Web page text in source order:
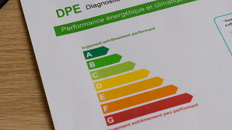
Audit énergétique
Réalisez votre audit et définissez les
meilleurs scénarios de travaux
Voir toutes les solutions